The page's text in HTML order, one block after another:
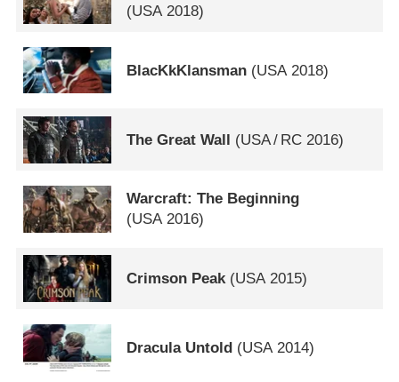
(USA2018)
BlacKkKlansman (USA 2018)
The Great Wall (USA/ RC 2016)
Warcraft: The Beginning
(USA2016)
Crimson Peak(USA2015)
Dracula Untold (USA2014)